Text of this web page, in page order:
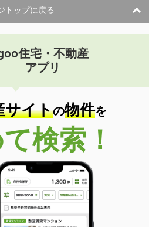
トップに戻る
住宅・不動産
アプリ
サイトの物件を
検索！